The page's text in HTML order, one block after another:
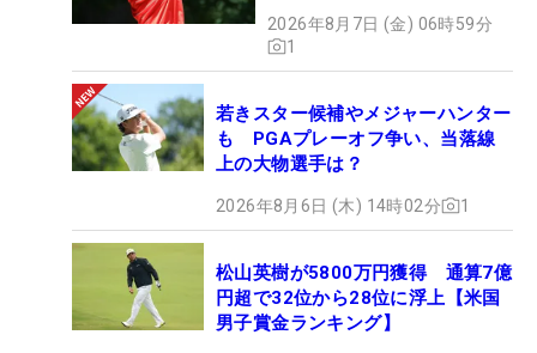
2026年8月7日 (金) 06時59分
1
若きスター候補やメジャーハンター
も PGAプレーオフ争い、当落線
上の大物選手は？
2026年8月6日 (木) 14時02分 1
松山英樹が5800万円獲得 通算7億
円超で32位から28位に浮上【米国
男子賞金ランキング】